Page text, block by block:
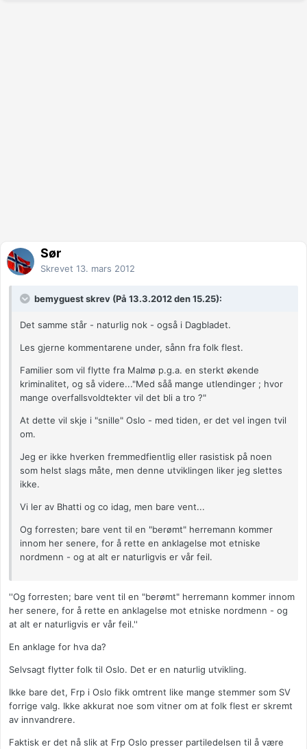
Sør
Skrevet 13. mars 2012
bemyguest skrev (På 13.3.2012 den 15.25):
Det samme står - naturlig nok - også i Dagbladet.
Les gjerne kommentarene under, sånn fra folk flest.
Familier som vil flytte fra Malmø p.g.a. en sterkt økende
kriminalitet, og så videre..."Med såå mange utlendinger ; hvor
mange overfallsvoldtekter vil det bli a tro ?"
At dette vil skje i "snille" Oslo - med tiden, er det vel ingen tvil
om.
Jeg er ikke hverken fremmedfientlig eller rasistisk på noen
som helst slags måte, men denne utviklingen liker jeg slettes
ikke.
Vi ler av Bhatti og co idag, men bare vent...
Og forresten; bare vent til en "berømt" herremann kommer
innom her senere, for å rette en anklagelse mot etniske
nordmenn - og at alt er naturligvis er vår feil.
''Og forresten; bare vent til en "berømt" herremann kommer innom
her senere, for å rette en anklagelse mot etniske nordmenn - og
at alt er naturligvis er vår feil.''
En anklage for hva da?
Selvsagt flytter folk til Oslo. Det er en naturlig utvikling.
Ikke bare det, Frp i Oslo fikk omtrent like mange stemmer som SV
forrige valg. Ikke akkurat noe som vitner om at folk flest er skremt
av innvandrere.
Faktisk er det nå slik at Frp Oslo presser partiledelsen til å være